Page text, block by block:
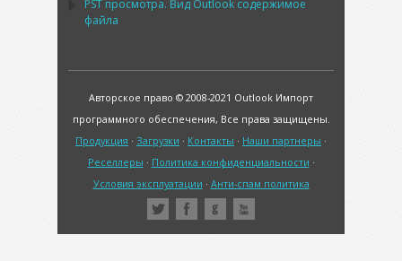
PST просмотра. Вид Outlook содержимое
файла
Авторское право © 2008-2021 Outlook Импорт
программного обеспечения, Все права защищены.
Продукция · Загрузки · Контакты · Наши партнеры ·
Реселлеры · Политика конфиденциальности ·
Условия эксплуатации · Анти-спам политика